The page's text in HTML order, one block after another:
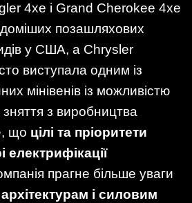
4xe і Grand Cherokee 4xe
позашляхових
у США, а Chrysler
виступала одним із
мінівенів із можливістю
з виробництва
що цілі та пріоритети
прагне більше уваги
і силовим